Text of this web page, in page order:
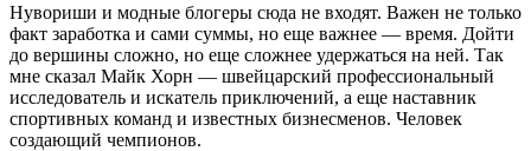
Нувориши и модные блогеры сюда не входят. Важен не только
факт заработка и сами суммы, но еще важнее — время. Дойти
до вершины сложно, но еще сложнее удержаться на ней. Так
мне сказал Майк Хорн — швейцарский профессиональный
исследователь и искатель приключений, а еще наставник
спортивных команд и известных бизнесменов. Человек
создающий чемпионов.